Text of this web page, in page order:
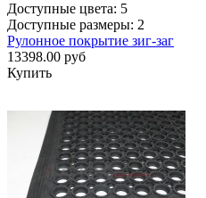
Доступные цвета: 5
Доступные размеры: 2
Рулонное покрытие зиг-заг
13398.00 руб
Купить